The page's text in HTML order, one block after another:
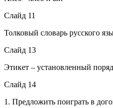
Слайд 11
Толковый словарь русского
Слайд 13
Этикет – установленный
Слайд 14
1. Предложить поиграть в